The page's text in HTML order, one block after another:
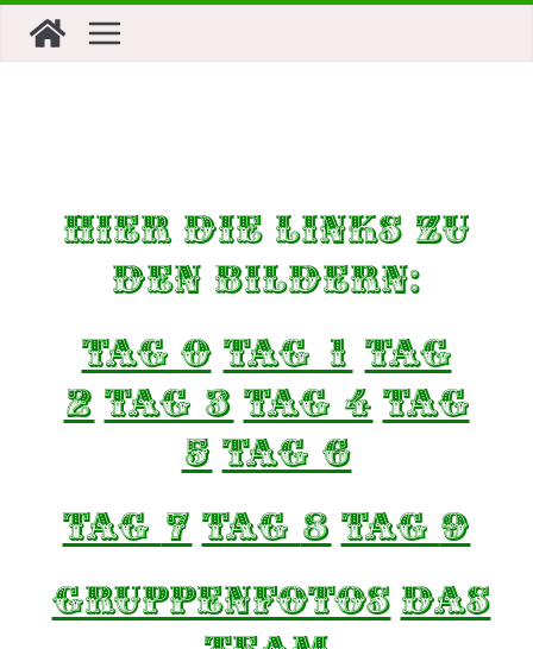
Inhalt
Hier die Links zu
den Bildern:
Tag 0 TAG 1 TAG
2 TAG 3 TAG 4 TAG
5 TAG 6
TAG 7 TAG 8 TAG 9
GRuppenfotos Das